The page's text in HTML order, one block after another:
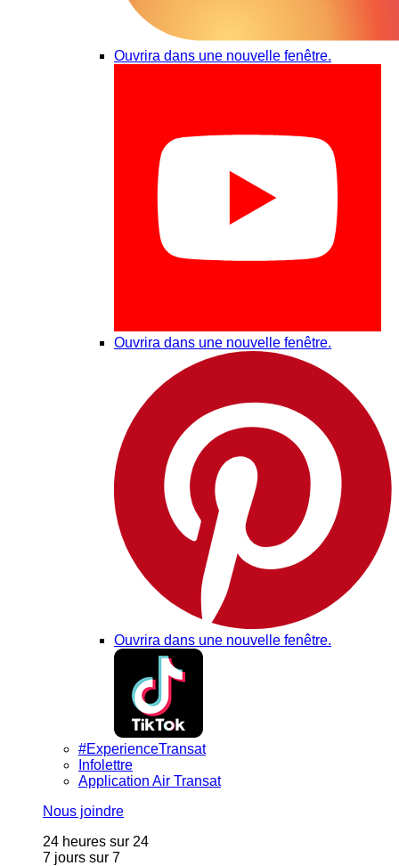
Ouvrira dans une nouvelle fenêtre.
Ouvrira dans une nouvelle fenêtre.
Ouvrira dans une nouvelle fenêtre.
#ExperienceTransat
Infolettre
Application Air Transat
Nous joindre
24 heures sur 24
7 jours sur 7